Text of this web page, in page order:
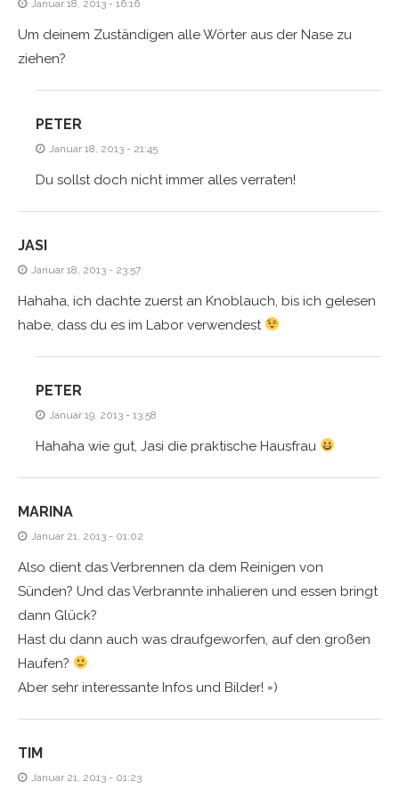
Januar 18, 2013 - 16:16
Um deinem Zuständigen alle Wörter aus der Nase zu
ziehen?
PETER
Januar 18, 2013 - 21:45
Du sollst doch nicht immer alles verraten!
JASI
Januar 18, 2013 - 23:57
Hahaha, ich dachte zuerst an Knoblauch, bis ich gelesen
habe, dass du es im Labor verwendest
PETER
Januar 19, 2013 - 13:58
Hahaha wie gut, Jasi die praktische Hausfrau
MARINA
Januar 21, 2013 - 01:02
Also dient das Verbrennen da dem Reinigen von
Sünden? Und das Verbrannte inhalieren und essen bringt
dann Glück?
Hast du dann auch was draufgeworfen, auf den großen
Haufen?
Aber sehr interessante Infos und Bilder! =)
TIM
Januar 21, 2013 - 01:23